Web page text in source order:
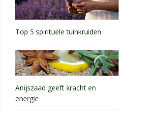
Top 5 spirituele tuinkruiden
Anijszaad geeft kracht en
energie